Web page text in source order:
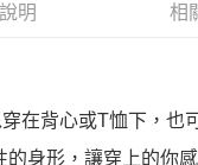
份有限公司提供之「AFTEE
事先徵得法定代理人或監護人
含以上)免運費
明 相
在背心或T恤下，也
的身形，讓穿上的你